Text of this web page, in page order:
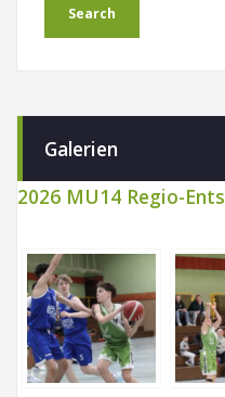
Galerien
2026 MU14 Regio-